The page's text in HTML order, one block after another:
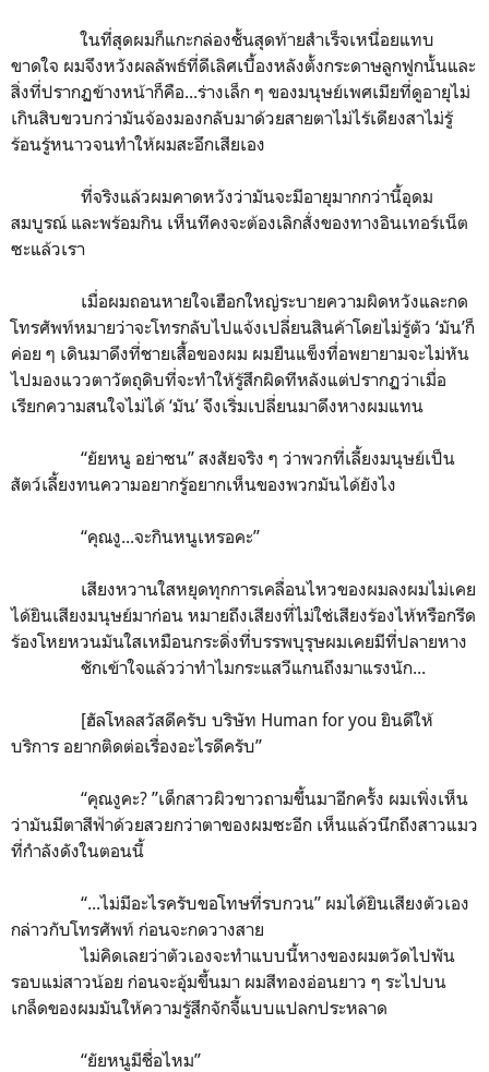
ในที่สุดผมก็แกะกล่องชั้นสุดท้ายสำเร็จเหนื่อยแทบ
ขาดใจ ผมจึงหวังผลลัพธ์ที่ดีเลิศเบื้องหลังตั้งกระดาษลูกฟูกนั้นและ
สิ่งที่ปรากฏข้างหน้าก็คือ...ร่างเล็ก ๆ ของมนุษย์เพศเมียที่ดูอายุไม่
เกินสิบขวบกว่ามันจ้องมองกลับมาด้วยสายตาไม่ไร้เดียงสาไม่รู้
ร้อนรู้หนาวจนทำให้ผมสะอึกเสียเอง
ที่จริงแล้วผมคาดหวังว่ามันจะมีอายุมากกว่านี้อุดม
สมบูรณ์ และพร้อมกิน เห็นทีคงจะต้องเลิกสั่งของทางอินเทอร์เน็ต
ซะแล้วเรา
เมื่อผมถอนหายใจเฮือกใหญ่ระบายความผิดหวังและกด
โทรศัพท์หมายว่าจะโทรกลับไปแจ้งเปลี่ยนสินค้าโดยไม่รู้ตัว ‘มัน’ก็
ค่อย ๆ เดินมาดึงที่ชายเสื้อของผม ผมยืนแข็งทื่อพยายามจะไม่หัน
ไปมองแววตาวัตถุดิบที่จะทำให้รู้สึกผิดทีหลังแต่ปรากฏว่าเมื่อ
เรียกความสนใจไม่ได้ ‘มัน’ จึงเริ่มเปลี่ยนมาดึงหางผมแทน
“ยัยหนู อย่าซน” สงสัยจริง ๆ ว่าพวกที่เลี้ยงมนุษย์เป็น
สัตว์เลี้ยงทนความอยากรู้อยากเห็นของพวกมันได้ยังไง
“คุณงู...จะกินหนูเหรอคะ”
เสียงหวานใสหยุดทุกการเคลื่อนไหวของผมลงผมไม่เคย
ได้ยินเสียงมนุษย์มาก่อน หมายถึงเสียงที่ไม่ใช่เสียงร้องไห้หรือกรีด
ร้องโหยหวนมันใสเหมือนกระดิ่งที่บรรพบุรุษผมเคยมีที่ปลายหาง
ชักเข้าใจแล้วว่าทำไมกระแสวีแกนถึงมาแรงนัก...
[ฮัลโหลสวัสดีครับ บริษัท Human for you ยินดีให้
บริการ อยากติดต่อเรื่องอะไรดีครับ”
“คุณงูคะ? ”เด็กสาวผิวขาวถามขึ้นมาอีกครั้ง ผมเพิ่งเห็น
ว่ามันมีตาสีฟ้าด้วยสวยกว่าตาของผมซะอีก เห็นแล้วนึกถึงสาวแมว
ที่กำลังดังในตอนนี้
“...ไม่มีอะไรครับขอโทษที่รบกวน” ผมได้ยินเสียงตัวเอง
กล่าวกับโทรศัพท์ ก่อนจะกดวางสาย
ไม่คิดเลยว่าตัวเองจะทำแบบนี้หางของผมตวัดไปพัน
รอบแม่สาวน้อย ก่อนจะอุ้มขึ้นมา ผมสีทองอ่อนยาว ๆ ระไปบน
เกล็ดของผมมันให้ความรู้สึกจักจี้แบบแปลกประหลาด
“ยัยหนูมีชื่อไหม”